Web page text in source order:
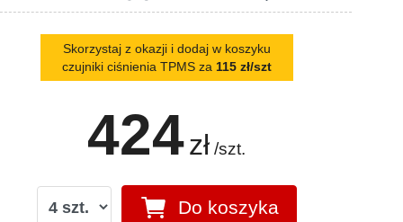
Skorzystaj z okazji i dodaj w koszyku
czujniki ciśnienia TPMS za 115 zł/szt
424zł /szt.
Do koszyka